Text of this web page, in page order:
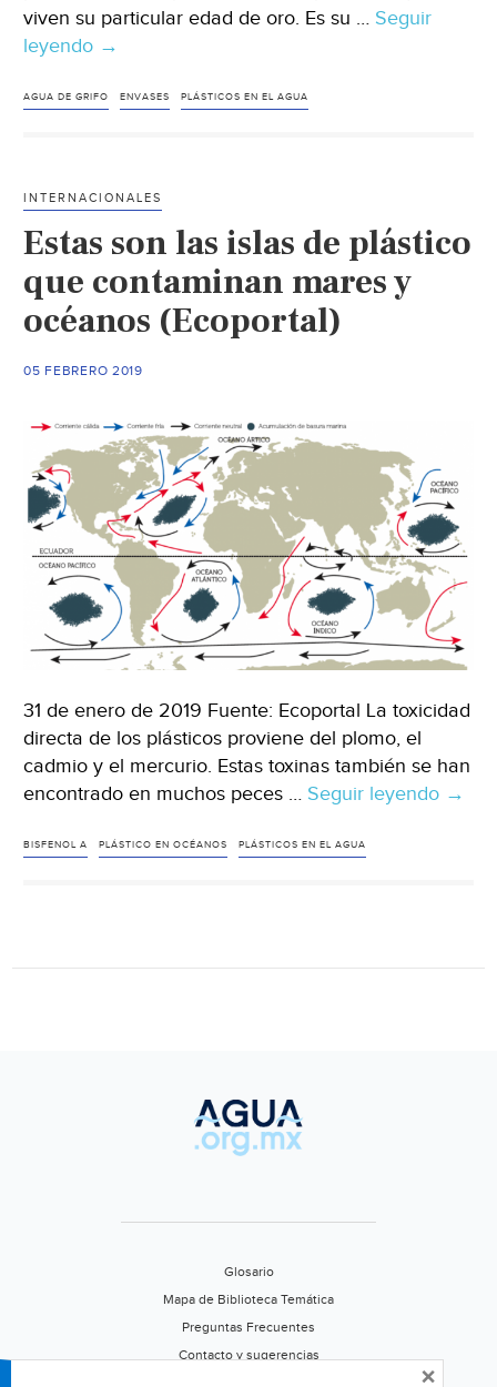
viven su particular edad de oro. Es su … Seguir
leyendo España:
y
agua
de
para
reducir
de
(La
Vanguardia)
→
AGUA DE GRIFO ENVASES PLÁSTICOS EN EL AGUA
INTERNACIONALES
Estas son las islas de plástico
que contaminan mares y
océanos (Ecoportal)
05 FEBRERO 2019
31 de enero de 2019 Fuente: Ecoportal La toxicidad
directa de los plásticos proviene del plomo, el
cadmio y el mercurio. Estas toxinas también se han
encontrado en muchos peces … Seguir leyendo Estas
→
BISFENOL A PLÁSTICO EN OCÉANOS PLÁSTICOS EN EL AGUA
Glosario
Mapa de Biblioteca Temática
Preguntas Frecuentes
Contacto y sugerencias
×